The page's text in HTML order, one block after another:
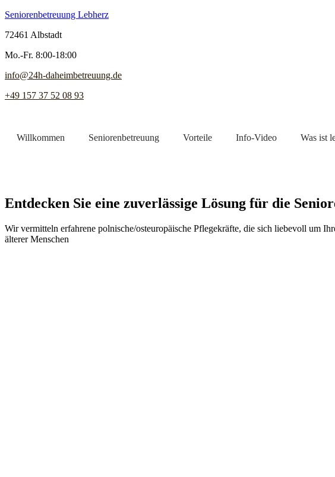
Seniorenbetreuung Lebherz
72461 Albstadt
Mo.-Fr. 8:00-18:00
info@24h-daheimbetreuung.de
+49 157 37 52 08 93
Willkommen Seniorenbetreuung Vorteile Info-Video Was ist
Entdecken Sie eine zuverlässige Lösung für die
Wir vermitteln erfahrene polnische/osteuropäische Pflegekräfte, die sich liebevoll um
älterer Menschen